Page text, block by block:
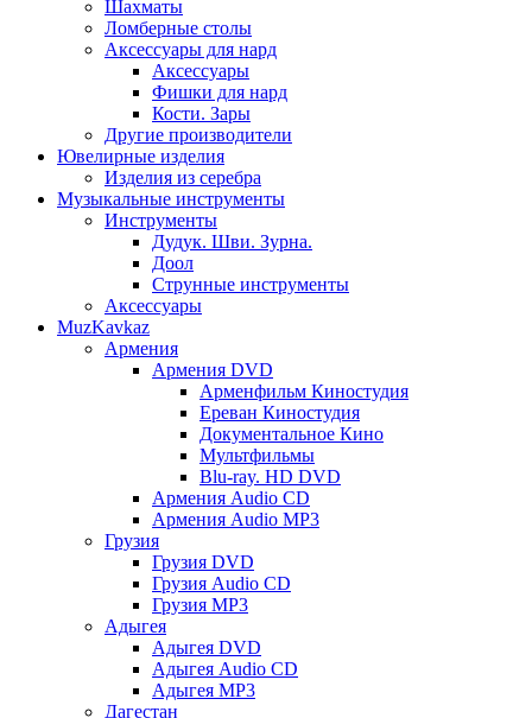
Шахматы
Ломберные столы
Аксессуары для нард
Аксессуары
Фишки для нард
Кости. Зары
Другие производители
Ювелирные изделия
Изделия из серебра
Музыкальные инструменты
Инструменты
Дудук. Шви. Зурна.
Доол
Струнные инструменты
Аксессуары
MuzKavkaz
Армения
Армения DVD
Арменфильм Киностудия
Ереван Киностудия
Документальное Кино
Мультфильмы
Blu-ray. HD DVD
Армения Audio CD
Армения Audio MP3
Грузия
Грузия DVD
Грузия Audio CD
Грузия MP3
Адыгея
Адыгея DVD
Адыгея Audio CD
Адыгея MP3
Дагестан